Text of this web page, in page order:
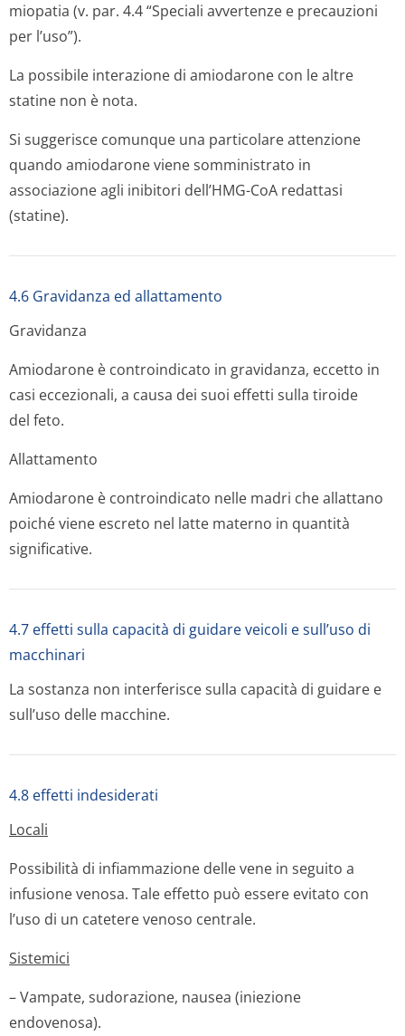
miopatia (v. par. 4.4 “Speciali avvertenze e precauzioni
per l’uso”).
La possibile interazione di amiodarone con le altre
statine non è nota.
Si suggerisce comunque una particolare attenzione
quando amiodarone viene somministrato in
associazione agli inibitori dell’HMG-CoA redattasi
(statine).
4.6 Gravidanza ed allattamento
Gravidanza
Amiodarone è controindicato in gravidanza, eccetto in
casi eccezionali, a causa dei suoi effetti sulla tiroide
del feto.
Allattamento
Amiodarone è controindicato nelle madri che allattano
poiché viene escreto nel latte materno in quantità
significative.
4.7 effetti sulla capacità di guidare veicoli e sull’uso di
macchinari
La sostanza non interferisce sulla capacità di guidare e
sull’uso delle macchine.
4.8 effetti indesiderati
Locali
Possibilità di infiammazione delle vene in seguito a
infusione venosa. Tale effetto può essere evitato con
l’uso di un catetere venoso centrale.
Sistemici
– Vampate, sudorazione, nausea (iniezione
endovenosa).